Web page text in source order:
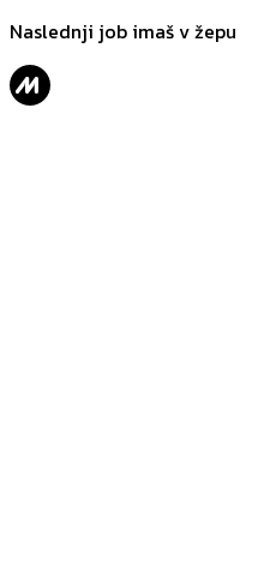
Naslednji job imaš v žepu